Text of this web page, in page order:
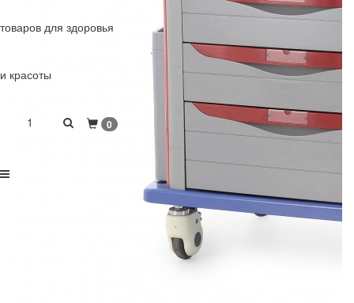
товаров для здоровья
и красоты
1 0